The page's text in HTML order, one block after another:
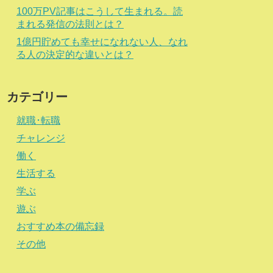
100万PV記事はこうして生まれる。読
まれる発信の法則とは？
1億円貯めても幸せになれない人、なれ
る人の決定的な違いとは？
カテゴリー
就職･転職
チャレンジ
働く
生活する
学ぶ
遊ぶ
おすすめ本の備忘録
その他